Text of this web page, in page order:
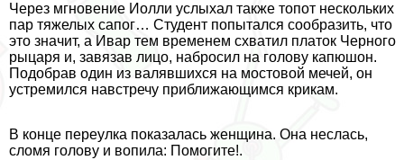
Через мгновение Иолли услыхал также топот нескольких
пар тяжелых сапог… Студент попытался сообразить, что
это значит, а Ивар тем временем схватил платок Черного
рыцаря и, завязав лицо, набросил на голову капюшон.
Подобрав один из валявшихся на мостовой мечей, он
устремился навстречу приближающимся крикам.
В конце переулка показалась женщина. Она неслась,
сломя голову и вопила: Помогите!.